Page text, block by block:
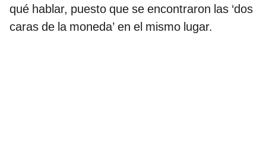
qué hablar, puesto que se encontraron las ‘dos
caras de la moneda’ en el mismo lugar.